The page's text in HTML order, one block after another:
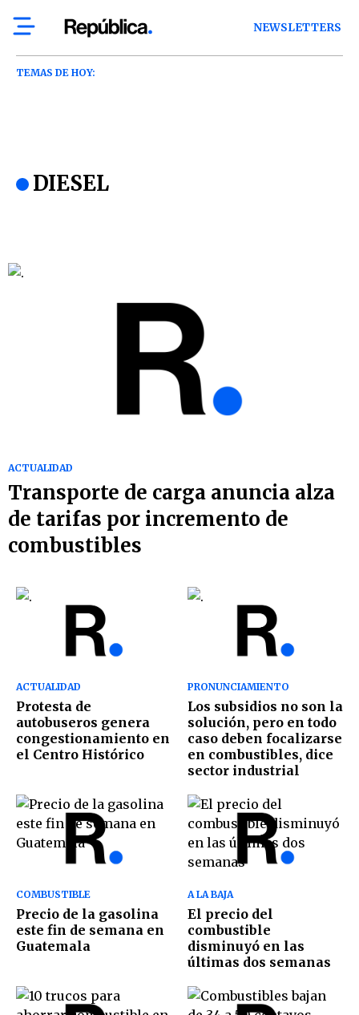
NEWSLETTERS
TEMAS DE HOY:
DIESEL
ACTUALIDAD
Transporte de carga anuncia alza
de tarifas por incremento de
combustibles
ACTUALIDAD
Protesta de
autobuseros genera
congestionamiento en
el Centro Histórico
PRONUNCIAMIENTO
Los subsidios no son la
solución, pero en todo
caso deben focalizarse
en combustibles, dice
sector industrial
COMBUSTIBLE
Precio de la gasolina
este fin de semana en
Guatemala
A LA BAJA
El precio del
combustible
disminuyó en las
últimas dos semanas